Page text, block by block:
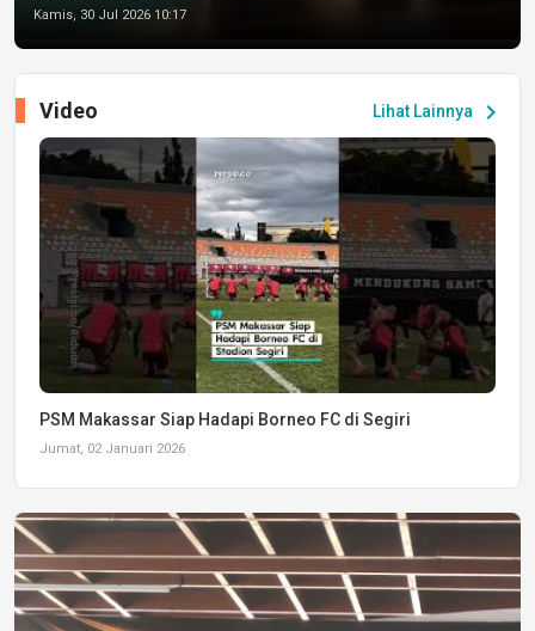
Kamis, 30 Jul 2026 10:17
Lihat Lainnya chevron_right
Video
PSM Makassar Siap Hadapi Borneo FC di Segiri
Jumat, 02 Januari 2026